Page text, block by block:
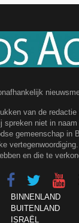
van de
spreken niet in
gemeenschap in
en die te
BINNENLAND
BUITENLAND
ISRAËL